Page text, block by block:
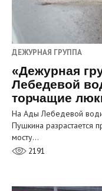
ДЕЖУРНАЯ ГРУППА
«Дежурная
Лебедевой
торчащие
На Ады Лебедевой
Пушкина разрастается
мосту…
2191